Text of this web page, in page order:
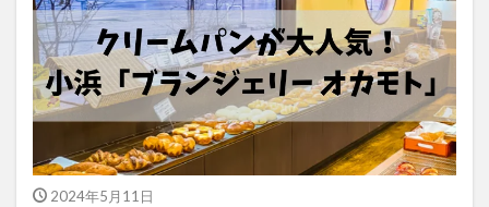
2024年5月11日